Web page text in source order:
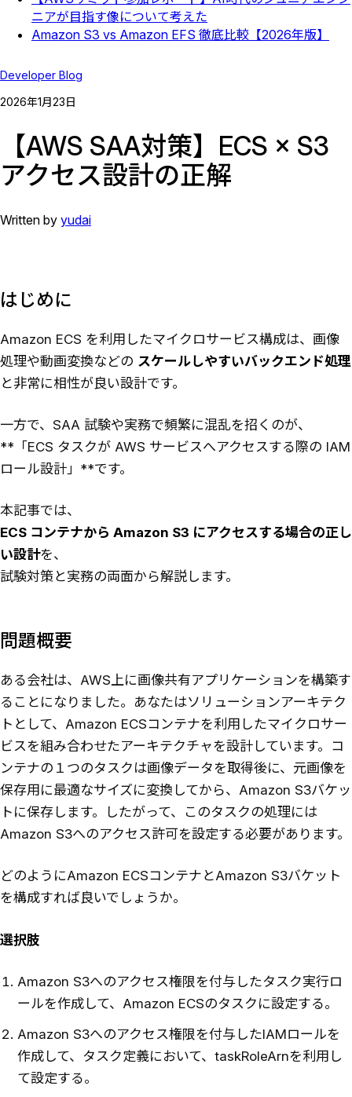
ニアが目指す像について考えた
Amazon S3 vs Amazon EFS 徹底比較【2026年版】
Developer Blog
2026年1月23日
【AWS SAA対策】ECS × S3
アクセス設計の正解
Written by yudai
はじめに
Amazon ECS を利用したマイクロサービス構成は、画像
処理や動画変換などの スケールしやすいバックエンド処理
と非常に相性が良い設計です。
一方で、SAA 試験や実務で頻繁に混乱を招くのが、
**「ECS タスクが AWS サービスへアクセスする際の IAM
ロール設計」**です。
本記事では、
ECS コンテナから Amazon S3 にアクセスする場合の正し
い設計を、
試験対策と実務の両面から解説します。
問題概要
ある会社は、AWS上に画像共有アプリケーションを構築す
ることになりました。あなたはソリューションアーキテク
トとして、Amazon ECSコンテナを利用したマイクロサー
ビスを組み合わせたアーキテクチャを設計しています。コ
ンテナの１つのタスクは画像データを取得後に、元画像を
保存用に最適なサイズに変換してから、Amazon S3バケッ
トに保存します。したがって、このタスクの処理には
Amazon S3へのアクセス許可を設定する必要があります。
どのようにAmazon ECSコンテナとAmazon S3バケット
を構成すれば良いでしょうか。
選択肢
Amazon S3へのアクセス権限を付与したタスク実行ロ
ールを作成して、Amazon ECSのタスクに設定する。
Amazon S3へのアクセス権限を付与したIAMロールを
作成して、タスク定義において、taskRoleArnを利用し
て設定する。